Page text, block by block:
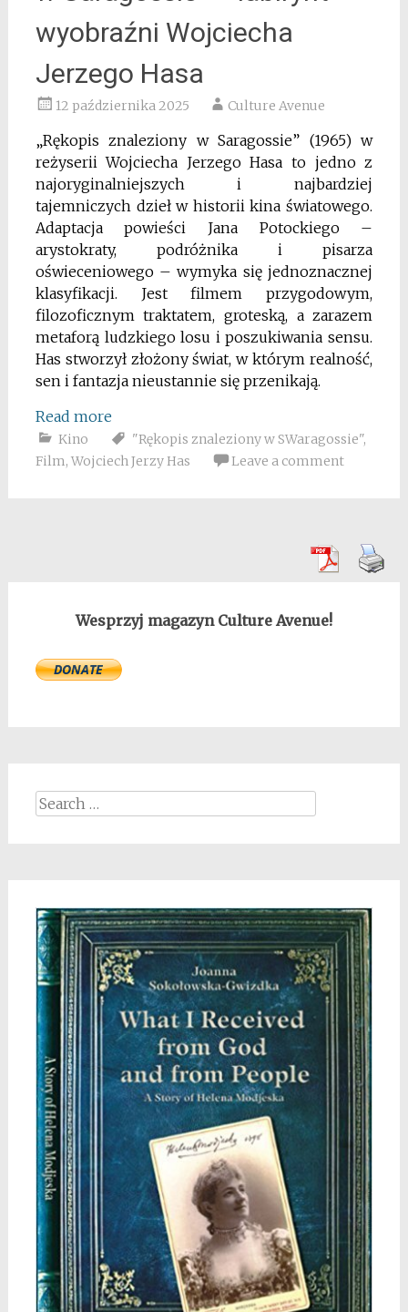
wyobraźni Wojciecha
Jerzego Hasa
12 października 2025 Culture Avenue
„Rękopis znaleziony w Saragossie” (1965) w
reżyserii Wojciecha Jerzego Hasa to jedno z
najoryginalniejszych i najbardziej
tajemniczych dzieł w historii kina światowego.
Adaptacja powieści Jana Potockiego –
arystokraty, podróżnika i pisarza
oświeceniowego – wymyka się jednoznacznej
klasyfikacji. Jest filmem przygodowym,
filozoficznym traktatem, groteską, a zarazem
metaforą ludzkiego losu i poszukiwania sensu.
Has stworzył złożony świat, w którym realność,
sen i fantazja nieustannie się przenikają.
Read more
Kino "Rękopis znaleziony w SWaragossie",
Film, Wojciech Jerzy Has Leave a comment
Wesprzyj magazyn Culture Avenue!
Search